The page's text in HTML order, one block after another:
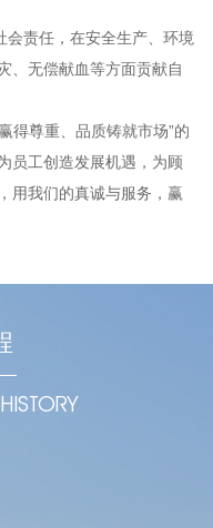
责任，在安全生产、环境
、无偿献血等方面贡献自
尊重、品质铸就市场”的
员工创造发展机遇，为顾
用我们的真诚与服务，赢